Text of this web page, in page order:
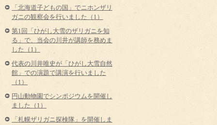
「北海道子どもの国」でニホンザリ
ガニの観察会を行いました（1）
第1回「ひがし大雪のザリガニを知
る」で、当会の川井が講師を務めま
した（1）
代表の川井唯史が「ひがし大雪自然
館」での演題で講演を行いました
（1）
円山動物園でシンポジウムを開催し
ました（1）
「札幌ザリガニ探検隊」を開催しま